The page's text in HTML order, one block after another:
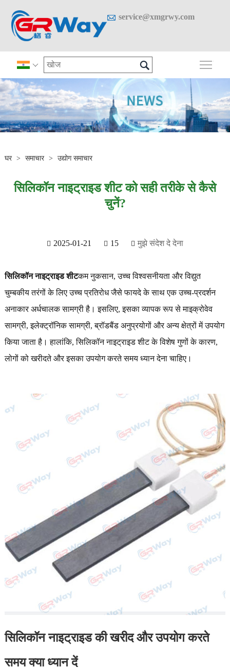
 service@xmgrwy.com
  मुख्य
घर > समाचार > उद्योग समाचार
सिलिकॉन नाइट्राइड शीट को सही तरीके से कैसे
चुनें?
2025-01-21 15 मुझे संदेश दे देना
सिलिकॉन नाइट्राइड शीटकम नुकसान, उच्च विश्वसनीयता और विद्युत
चुम्बकीय तरंगों के लिए उच्च प्रतिरोध जैसे फायदे के साथ एक उच्च-प्रदर्शन
अनाकार अर्धचालक सामग्री है। इसलिए, इसका व्यापक रूप से माइक्रोवेव
सामग्री, इलेक्ट्रॉनिक सामग्री, ब्रॉडबैंड अनुप्रयोगों और अन्य क्षेत्रों में उपयोग
किया जाता है। हालांकि, सिलिकॉन नाइट्राइड शीट के विशेष गुणों के कारण,
लोगों को खरीदते और इसका उपयोग करते समय ध्यान देना चाहिए।
सिलिकॉन नाइट्राइड की खरीद और उपयोग करते
समय क्या ध्यान दें